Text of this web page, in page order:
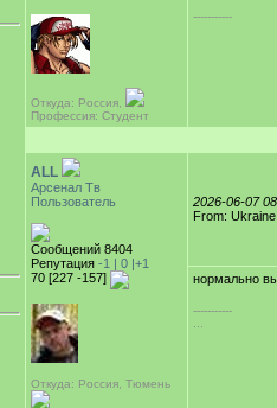
Откуда: Россия,
Профессия: Студент
-----------
ALL
Арсенал Тв
Пользователь
Сообщений 8404
Репутация -1 | 0 |+1
70 [227 -157]
Откуда: Россия, Тюмень
2026-06-07
From: Ukraine
нормально
-----------